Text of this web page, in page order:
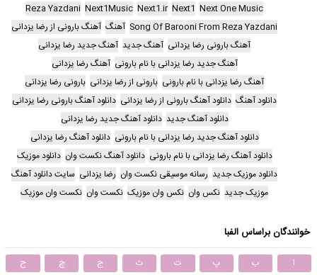
Next One Music
Next1
Next1.ir
Next1Music
Reza Yazdani
Song Of Barooni From Reza Yazdani آهنگ آهنگ بارونی از رضا یزدانی
آهنگ بارونی رضا یزدانی آهنگ جدید آهنگ جدید رضا یزدانی
آهنگ جدید رضا یزدانی با نام بارونی آهنگ رضا یزدانی
آهنگ رضا یزدانی با نام بارونی بارونی از رضا یزدانی بارونی رضا یزدانی
دانلود آهنگ دانلود آهنگ بارونی از رضا یزدانی دانلود آهنگ بارونی رضا یزدانی
دانلود آهنگ جدید دانلود آهنگ جدید رضا یزدانی
دانلود آهنگ جدید رضا یزدانی با نام بارونی دانلود آهنگ رضا یزدانی
دانلود آهنگ رضا یزدانی با نام بارونی دانلود آهنگ نکست وان دانلود موزیک
دانلود موزیک جدید رسانه موسیقی نکست وان رضا یزدانی سایت دانلود آهنگ
موزیک جدید نکس وان نکس وان موزیک نکست وان نکست وان موزیک
خوانندگان براساس الفبا
ا ب پ ت ث ج چ
ح